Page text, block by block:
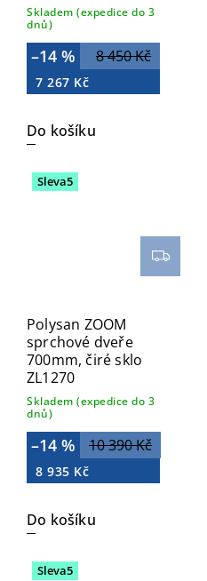
Skladem (expedice do 3
dnů)
8 450 Kč
–14 %
7 267 Kč
Do košíku
Sleva5
Polysan ZOOM
sprchové dveře
700mm, čiré sklo
ZL1270
Skladem (expedice do 3
dnů)
10 390 Kč
–14 %
8 935 Kč
Do košíku
Sleva5